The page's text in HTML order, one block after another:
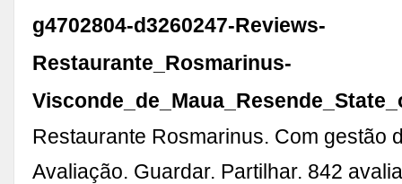
g4702804-d3260247-Reviews-
Restaurante_Rosmarinus-
Restaurante Rosmarinus. Com gestão
Avaliação. Guardar. Partilhar. 842